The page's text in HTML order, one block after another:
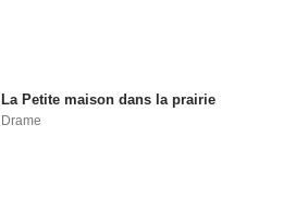
La Petite maison dans la prairie
Drame